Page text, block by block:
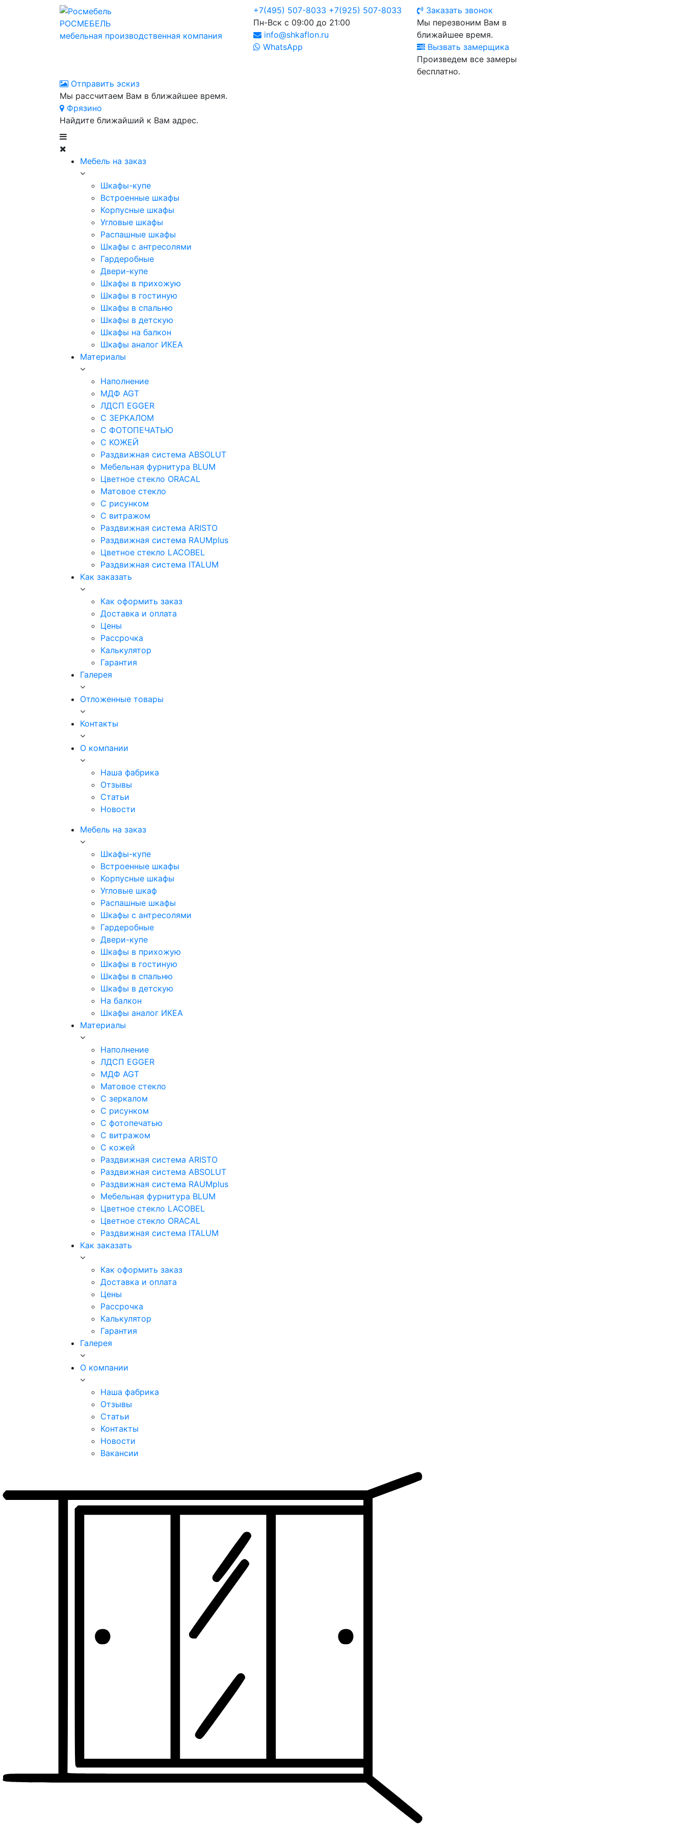
РОСМЕБЕЛЬ
мебельная производственная компания
+7(495) 507-8033 +7(925) 507-8033
Пн-Вск с 09:00 до 21:00
info@shkaflon.ru
WhatsApp
Заказать звонок
Мы перезвоним Вам в
ближайшее время.
Вызвать замерщика
Произведем все замеры
бесплатно.
Отправить эскиз
Мы рассчитаем Вам в ближайшее время.
Фрязино
Найдите ближайший к Вам адрес.
Мебель на заказ
Шкафы-купе
Встроенные шкафы
Корпусные шкафы
Угловые шкафы
Распашные шкафы
Шкафы с антресолями
Гардеробные
Двери-купе
Шкафы в прихожую
Шкафы в гостиную
Шкафы в спальню
Шкафы в детскую
Шкафы на балкон
Шкафы аналог ИКЕА
Материалы
Наполнение
МДФ AGT
ЛДСП EGGER
С ЗЕРКАЛОМ
С ФОТОПЕЧАТЬЮ
С КОЖЕЙ
Раздвижная система ABSOLUT
Мебельная фурнитура BLUM
Цветное стекло ORACAL
Матовое стекло
C рисунком
C витражом
Раздвижная система ARISTO
Раздвижная система RAUMplus
Цветное стекло LACOBEL
Раздвижная система ITALUM
Как заказать
Как оформить заказ
Доставка и оплата
Цены
Рассрочка
Калькулятор
Гарантия
Галерея
Отложенные товары
Контакты
О компании
Наша фабрика
Отзывы
Статьи
Новости
Мебель на заказ
Шкафы-купе
Встроенные шкафы
Корпусные шкафы
Угловые шкаф
Распашные шкафы
Шкафы с антресолями
Гардеробные
Двери-купе
Шкафы в прихожую
Шкафы в гостиную
Шкафы в спальню
Шкафы в детскую
На балкон
Шкафы аналог ИКЕА
Материалы
Наполнение
ЛДСП EGGER
МДФ AGT
Матовое стекло
С зеркалом
С рисунком
С фотопечатью
С витражом
С кожей
Раздвижная система ARISTO
Раздвижная система ABSOLUT
Раздвижная система RAUMplus
Мебельная фурнитура BLUM
Цветное стекло LACOBEL
Цветное стекло ORACAL
Раздвижная система ITALUM
Как заказать
Как оформить заказ
Доставка и оплата
Цены
Рассрочка
Калькулятор
Гарантия
Галерея
О компании
Наша фабрика
Отзывы
Статьи
Контакты
Новости
Вакансии